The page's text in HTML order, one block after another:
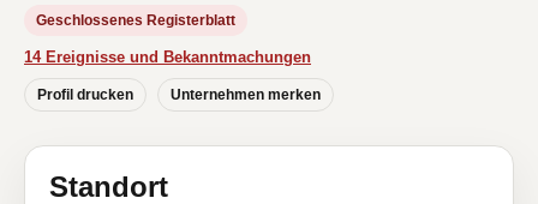
Geschlossenes Registerblatt
14 Ereignisse und Bekanntmachungen
Profil drucken Unternehmen merken
Standort